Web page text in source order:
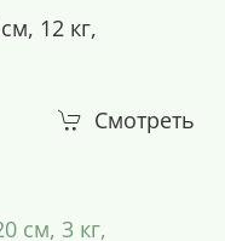
12 кг,
Смотреть